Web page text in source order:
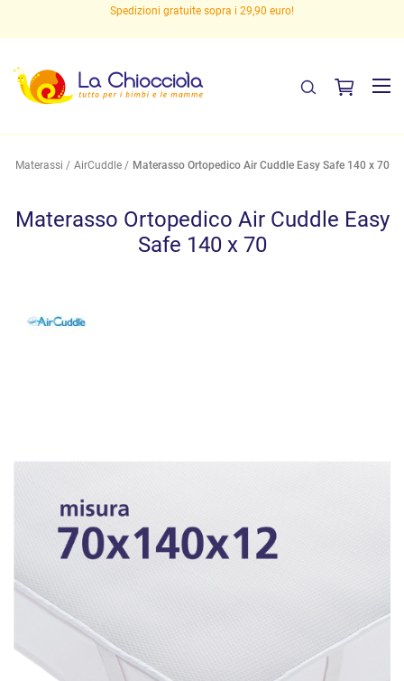
Spedizioni gratuite sopra i 29,90 euro!
Materassi AirCuddle Materasso Ortopedico Air Cuddle Easy Safe 140 x 70
Materasso Ortopedico Air Cuddle Easy
Safe 140 x 70